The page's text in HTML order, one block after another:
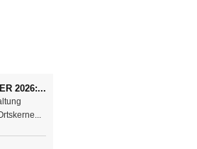
2026:...